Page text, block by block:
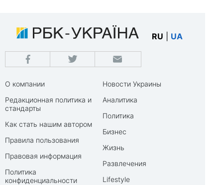
RU UA
О компании
Редакционная политика и
стандарты
Как стать нашим автором
Правила пользования
Правовая информация
Политика
конфиденциальности
Новости Украины
Аналитика
Политика
Бизнес
Жизнь
Развлечения
Lifestyle